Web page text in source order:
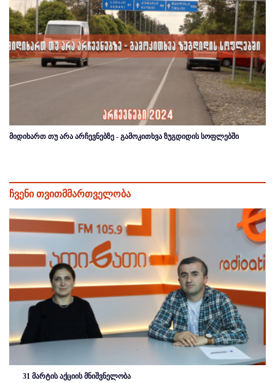
მიდიხართ თუ არა არჩევნებზე - გამოკითხვა ზუგდიდის სოფლებში
ჩვენი თვითმმართველობა
31 მარტის აქციის მნიშვნელობა